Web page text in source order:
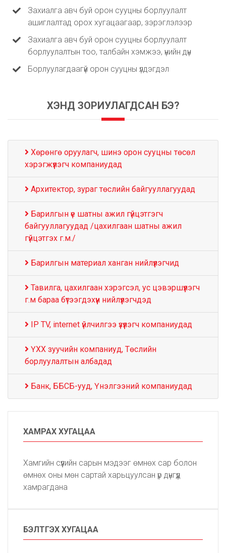
Захиалга авч буй орон сууцны борлуулалт
ашиглалтад орох хугацаагаар, зэрэглэлээр
Захиалга авч буй орон сууцны борлуулалт
борлуулалтын тоо, талбайн хэмжээ, үнийн дүн
Борлуулагдаагүй орон сууцны үлдэгдэл
ХЭНД ЗОРИУЛАГДСАН БЭ?
Хөрөнгө оруулагч, шинэ орон сууцны төсөл
хэрэгжүүлэгч компаниудад
Архитектор, зураг төслийн байгууллагуудад
Барилгын үе шатны ажил гүйцэтгэгч
байгууллагуудад /цахилгаан шатны ажил
гүйцэтгэх г.м./
Барилгын материал ханган нийлүүлэгчид
Тавилга, цахилгаан хэрэгсэл, ус цэвэршүүлэгч
г.м бараа бүтээгдэхүүн нийлүүлэгчдэд
IP TV, internet үйлчилгээ үзүүлэгч компаниудад
ҮХХ зуучийн компаниуд, Төслийн
борлуулалтын албадад
Банк, ББСБ-ууд, Үнэлгээний компаниудад
ХАМРАХ ХУГАЦАА
Хамгийн сүүлийн сарын мэдээг өмнөх сар болон
өмнөх оны мөн сартай харьцуулсан үр дүнгүүд
хамрагдана
БЭЛТГЭХ ХУГАЦАА